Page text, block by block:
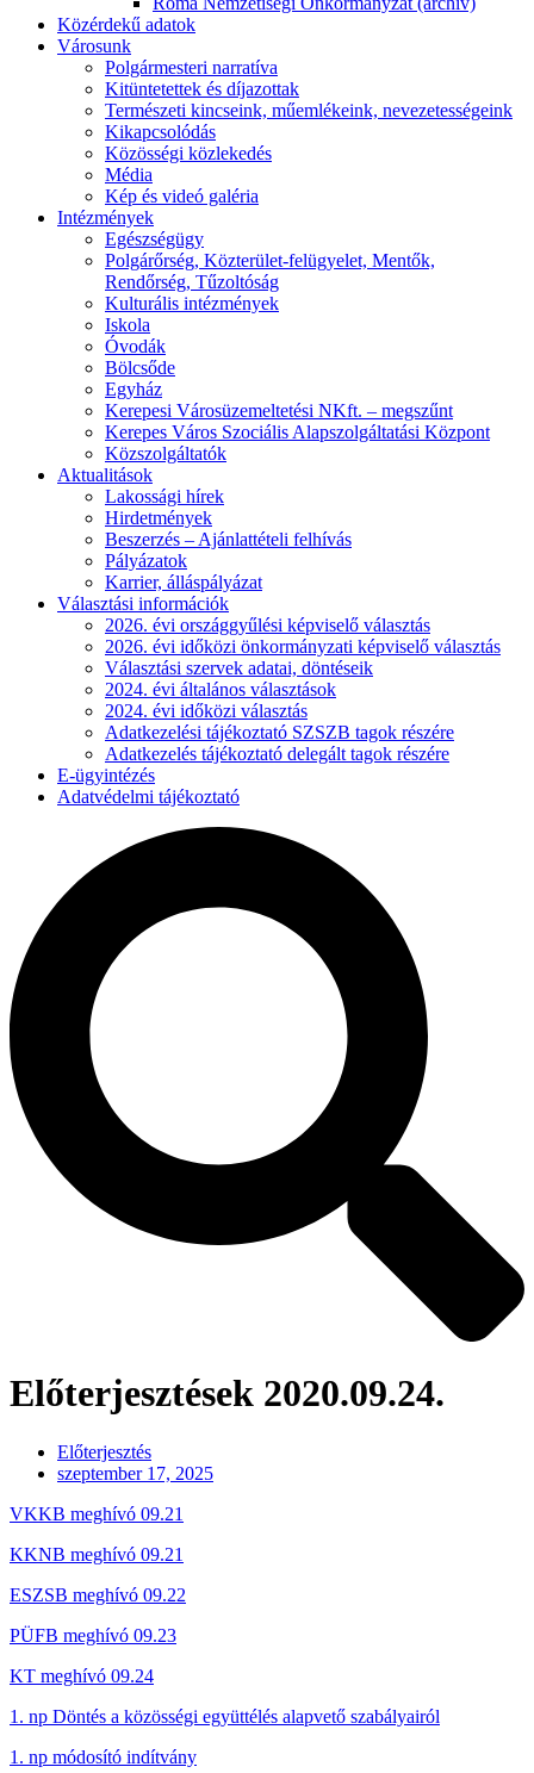
Közérdekű adatok
Városunk
Polgármesteri narratíva
Kitüntetettek és díjazottak
Természeti kincseink, műemlékeink, nevezetességeink
Kikapcsolódás
Közösségi közlekedés
Média
Kép és videó galéria
Intézmények
Egészségügy
Polgárőrség, Közterület-felügyelet, Mentők,
Rendőrség, Tűzoltóság
Kulturális intézmények
Iskola
Óvodák
Bölcsőde
Egyház
Kerepesi Városüzemeltetési NKft. – megszűnt
Kerepes Város Szociális Alapszolgáltatási Központ
Közszolgáltatók
Aktualitások
Lakossági hírek
Hirdetmények
Beszerzés – Ajánlattételi felhívás
Pályázatok
Karrier, álláspályázat
Választási információk
2026. évi országgyűlési képviselő választás
2026. évi időközi önkormányzati képviselő választás
Választási szervek adatai, döntéseik
2024. évi általános választások
2024. évi időközi választás
Adatkezelési tájékoztató SZSZB tagok részére
Adatkezelés tájékoztató delegált tagok részére
E-ügyintézés
Adatvédelmi tájékoztató
Előterjesztések 2020.09.24.
Előterjesztés
szeptember 17, 2025
VKKB meghívó 09.21
KKNB meghívó 09.21
ESZSB meghívó 09.22
PÜFB meghívó 09.23
KT meghívó 09.24
1. np Döntés a közösségi együttélés alapvető szabályairól
1. np módosító indítvány